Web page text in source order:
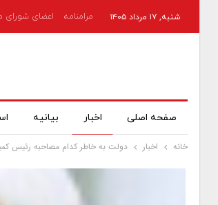
شنبه, ۱۷ مرداد ۱۴۰۵ مرامنامه اعضای شورای
صفحه اصلی اخبار بیانیه
خانه اخبار دولت به خاطر کدام مصاحبه رئیس